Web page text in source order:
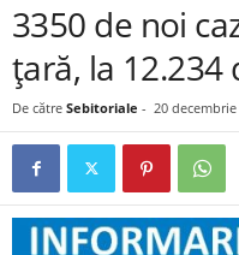
3350 de noi
țară, la 12.234
De către Sebitoriale - 20 decembrie